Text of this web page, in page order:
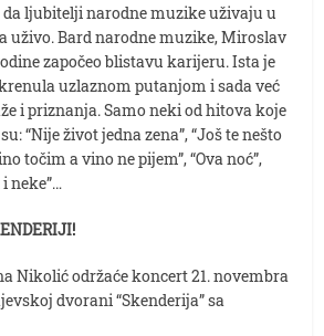
ljubitelji narodne muzike uživaju u
uživo. Bard narodne muzike, Miroslav
započeo blistavu karijeru. Ista je
uzlaznom putanjom i sada već
i priznanja. Samo neki od hitova koje
“Nije život jedna zena”, “Još te nešto
točim a vino ne pijem”, “Ova noć”,
neke”…
Nikolić održaće koncert 21. novembra
dvorani “Skenderija” sa